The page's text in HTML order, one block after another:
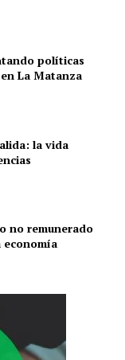
políticas
La Matanza
la vida
no remunerado
economía